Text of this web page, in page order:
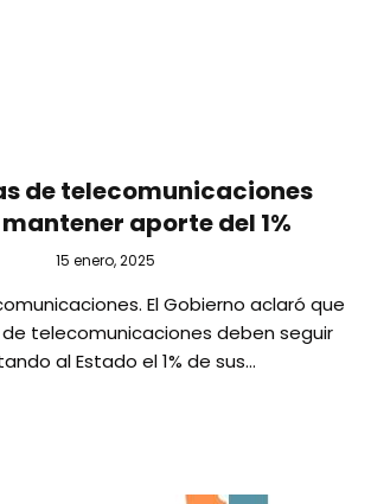
de telecomunicaciones
aporte del 1%
15 enero, 2025
El Gobierno aclaró que
telecomunicaciones deben seguir
al Estado el 1% de sus…